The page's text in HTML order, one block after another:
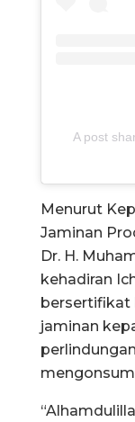
A post
Menurut
Jaminan
Dr. H.
kehadiran
bersertifikat
jaminan